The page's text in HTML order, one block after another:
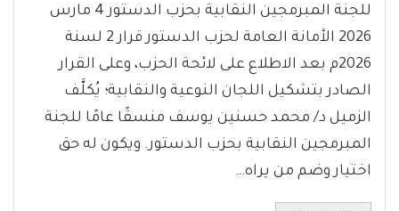
للجنة المبرمجين النقابية بحزب الدستور 4 مارس
2026 الأمانة العامة لحزب الدستور قرار 2 لسنة
2026م بعد الاطلاع على لائحة الحزب، وعلى القرار
الصادر بتشكيل اللجان النوعية والنقابية؛ يُكلَّف
الزميل د/ محمد حسنين يوسف منسقًا عامًا للجنة
المبرمجين النقابية بحزب الدستور. ويكون له حق
اختيار وضم من يراه…